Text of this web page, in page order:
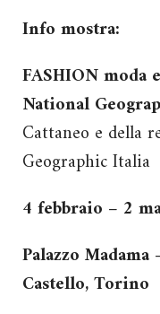
Info mostra:
FASHION
National
Cattaneo e della
Geographic Italia
4 febbraio – 2
Palazzo
Castello, Torino